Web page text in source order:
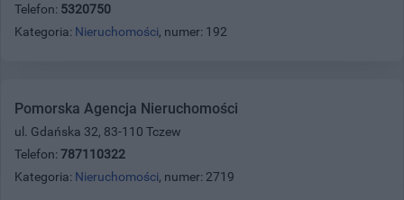
Telefon: 5320750
Kategoria: Nieruchomości, numer: 192
Pomorska Agencja Nieruchomości
ul. Gdańska 32, 83-110 Tczew
Telefon: 787110322
Kategoria: Nieruchomości, numer: 2719